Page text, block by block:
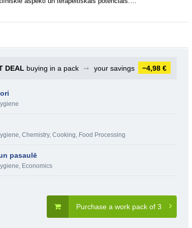
DEAL buying in a pack ➞ your savings −4,98 €
, Chemistry, Cooking, Food Processing
pasaulē
, Economics
Purchase a work pack of 3